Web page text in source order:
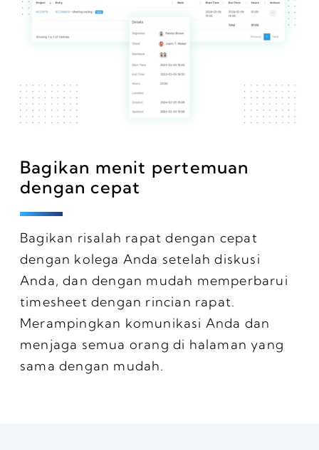
Bagikan menit pertemuan
dengan cepat
Bagikan risalah rapat dengan cepat
dengan kolega Anda setelah diskusi
Anda, dan dengan mudah memperbarui
timesheet dengan rincian rapat.
Merampingkan komunikasi Anda dan
menjaga semua orang di halaman yang
sama dengan mudah.